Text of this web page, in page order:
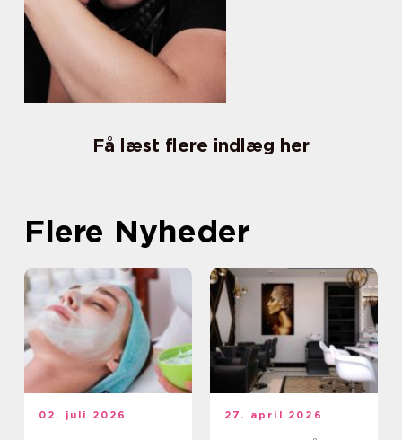
Få læst flere indlæg her
Flere Nyheder
02. juli 2026 27. april 2026